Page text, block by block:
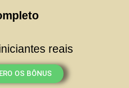
reais
OS BÔNUS